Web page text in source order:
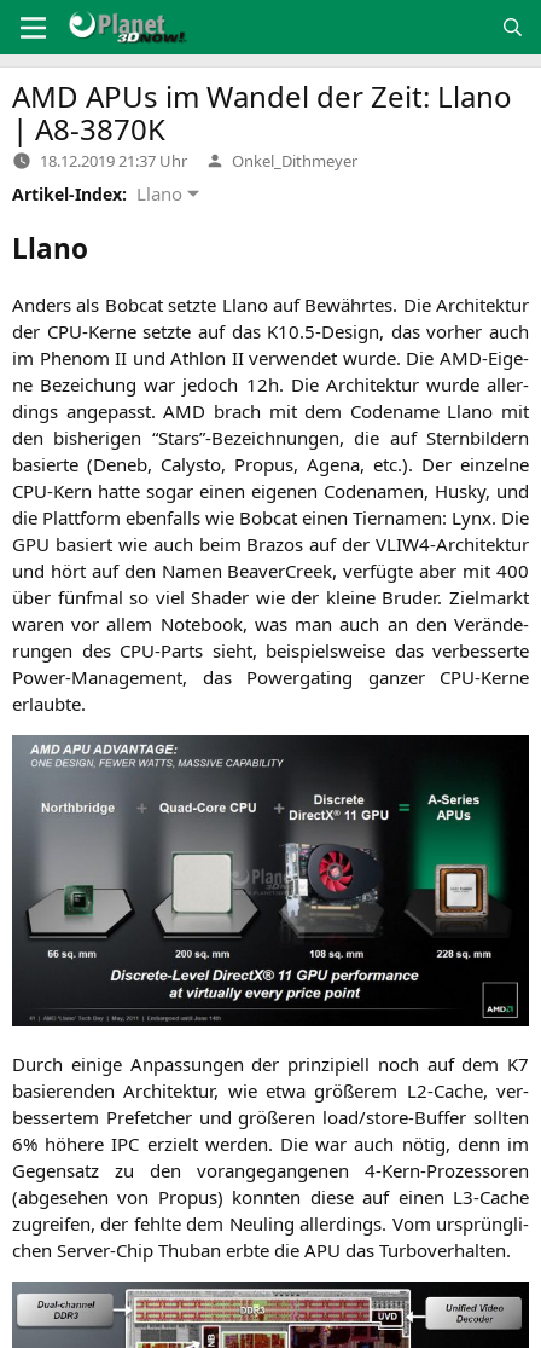
Inhalt
springen
AMD APUs im Wandel der Zeit: Llano
| A8-3870K
18.12.2019 21:37 Uhr Verfasst
von
Onkel_Dithmeyer
Artikel-Index: Llano
Llano
Anders als Bob­cat setz­te Llano auf Bewähr­tes. Die Archi­tek­tur
der CPU-Ker­ne setz­te auf das K10.5‑Design, das vor­her auch
im Phe­nomII und Ath­lon IIver­wen­det wur­de. Die AMD-Eige­
ne Bezei­chung war jedoch 12h. Die Archi­tek­tur wur­de aller­
dings ange­passt.AMD brach mit dem Code­na­me Llano mit
den bis­he­ri­gen “Stars”-Bezeichnungen, die auf Stern­bil­dern
basier­te (Deneb, Calys­to, Pro­pus, Age­na, etc.). Der ein­zel­ne
CPU-Kern hat­te sogar einen eige­nen Code­na­men, Hus­ky, und
die Platt­form eben­falls wie Bob­cat einen Tier­na­men: Lynx. Die
GPU basiert wie auch beim Bra­zos auf der VLI­W4-Archi­tek­tur
und hört auf den Namen Bea­verCreek, ver­füg­te aber mit 400
über fünf­mal so viel Shader wie der klei­ne Bru­der. Ziel­markt
waren vor allem Note­book, was man auch an den Ver­än­de­
run­gen des CPU-Parts sieht, bei­spiels­wei­se das ver­bes­ser­te
Power-Manage­ment, das Power­gating gan­zer CPU-Ker­ne
erlaubte.
Durch eini­ge Anpas­sun­gen der prin­zi­pi­ell noch auf dem K7
basie­ren­den Archi­tek­tur, wie etwa grö­ße­rem L2-Cache, ver­
bes­ser­tem Pre­fet­cher und grö­ße­ren loa­d/s­to­re-Buf­fer soll­ten
6% höhe­reIPC erzielt wer­den. Die war auch nötig, denn im
Gegen­satz zu den vor­an­ge­gan­ge­nen 4‑Kern-Pro­zes­so­ren
(abge­se­hen von Pro­pus) konn­ten die­se auf einen L3-Cache
zugrei­fen, der fehl­te dem Neu­ling aller­dings. Vom ursprüng­li­
chen Ser­ver-Chip Thub­an erb­te die APU das Turboverhalten.